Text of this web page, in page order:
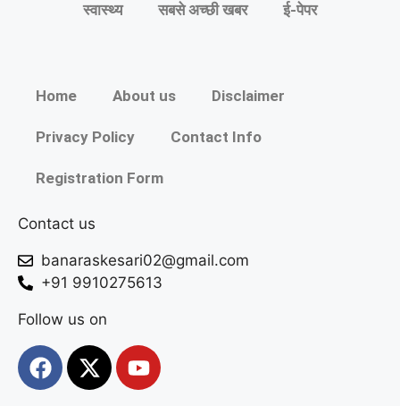
स्वास्थ्य सबसे अच्छी खबर ई-पेपर
Home About us Disclaimer
Privacy Policy Contact Info
Registration Form
Contact us
banaraskesari02@gmail.com
+91 9910275613
Follow us on